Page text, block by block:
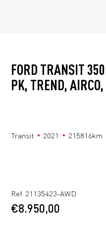
FORD TRANSIT
PK, TREND, AIRCO,
Transit 2021 215816km
Ref. 21135423-AWD
€8.950,00